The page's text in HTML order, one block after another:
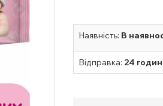
Наявність: В
Відправка: 24